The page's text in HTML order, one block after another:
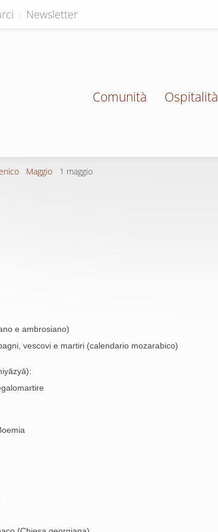
Newsletter
Comunità Ospitalità
Maggio 1 maggio
e ambrosiano)
vescovi e martiri (calendario mozarabico)